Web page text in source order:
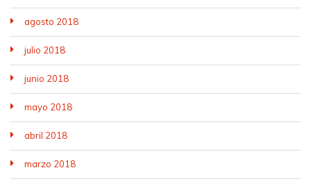
agosto 2018
julio 2018
junio 2018
mayo 2018
abril 2018
marzo 2018